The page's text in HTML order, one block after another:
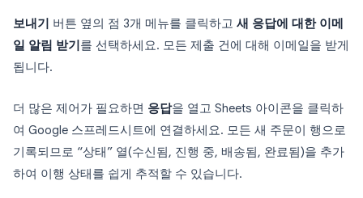
보내기 버튼 옆의 점 3개 메뉴를 클릭하고 새 응답에 대한 이메
일 알림 받기를 선택하세요. 모든 제출 건에 대해 이메일을 받게
됩니다.
더 많은 제어가 필요하면 응답을 열고 Sheets 아이콘을 클릭하
여 Google 스프레드시트에 연결하세요. 모든 새 주문이 행으로
기록되므로 “상태” 열(수신됨, 진행 중, 배송됨, 완료됨)을 추가
하여 이행 상태를 쉽게 추적할 수 있습니다.